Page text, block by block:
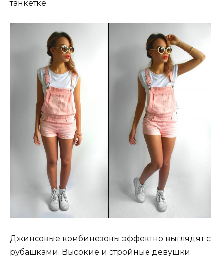
танкетке.
Джинсовые комбинезоны эффектно выглядят с
рубашками. Высокие и стройные девушки